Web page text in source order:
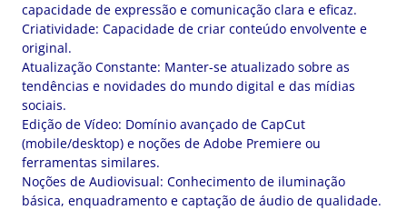
capacidade de expressão e comunicação clara e eficaz.
Criatividade: Capacidade de criar conteúdo envolvente e
original.
Atualização Constante: Manter-se atualizado sobre as
tendências e novidades do mundo digital e das mídias
sociais.
Edição de Vídeo: Domínio avançado de CapCut
(mobile/desktop) e noções de Adobe Premiere ou
ferramentas similares.
Noções de Audiovisual: Conhecimento de iluminação
básica, enquadramento e captação de áudio de qualidade.